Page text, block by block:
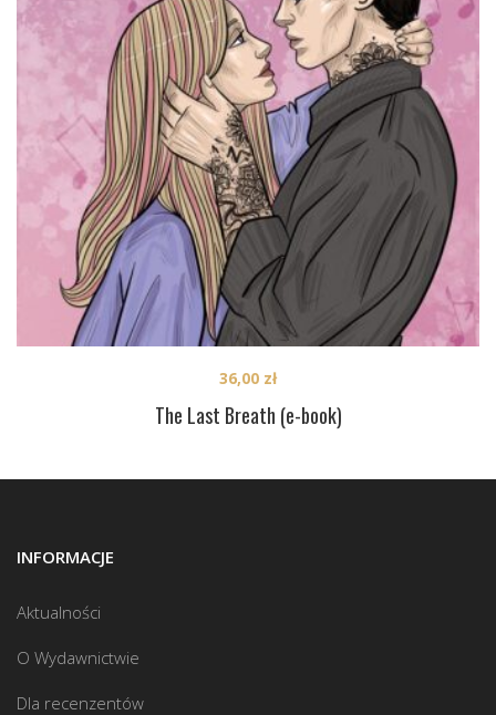
The Last Breath (e-book)
36,00 zł
INFORMACJE
Aktualności
O Wydawnictwie
Dla recenzentów